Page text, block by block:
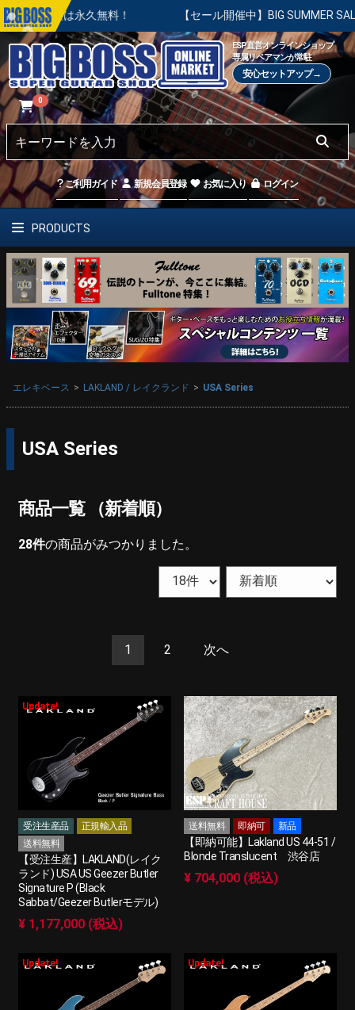
は永久無料！ 【セール開催中】BIG SUMMER SALE | 対象
ESP直営オンラインショップ
専属リペアマンが常駐
安心セットアップ→
0
ご利用ガイド 新規会員登録 お気に入り ログイン
PRODUCTS
エレキベース LAKLAND / レイクランド USA Series
USA Series
商品一覧 （新着順）
28件の商品がみつかりました。
1 2 次へ
Update!
受注生産品
正規輸入品
送料無料
【受注生産】LAKLAND(レイク
ランド) USA US Geezer Butler
Signature P (Black
Sabbat/Geezer Butlerモデル)
¥ 1,177,000 (税込)
送料無料 即納可 新品
【即納可能】Lakland US 44-51 /
Blonde Translucent 渋谷店
¥ 704,000 (税込)
Update! Update!